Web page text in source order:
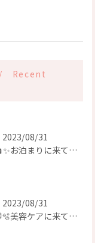
Recent
2023/08/31
🏠✨️お泊まりに来てくれたお友達✨️🏠
2023/08/31
🛁🫧美容ケアに来てくれたお友達🫧🛁